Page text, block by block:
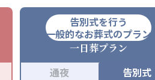
告別式を行う
一般的なお葬式のプラン
一日葬プラン
通夜
告別式